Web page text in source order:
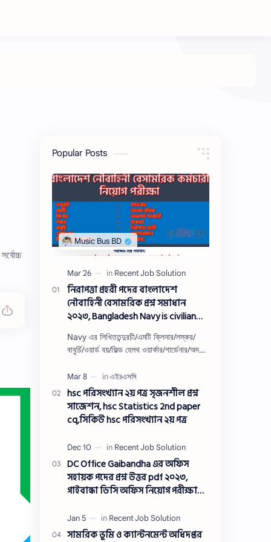
Popular Posts
নিরাপত্তা প্রহরী পদের বাংলাদেশ
নৌবাহিনী বেসামরিক প্রশ্ন সমাধান
২০২৩, Bangladesh Navy is civilian
Security guard post job exam
question solution 2023
Navy এর লিখিততন্দুরচী/এমটি ক্লিনার/লস্কর/
বাবুর্চি/ওয়ার্ড বয়/ফিল্ড হেলথ ওয়ার্কার/গার্ডেনার/অদক্ষ
ওয়াসারম্যা…
hsc পরিসংখ্যান ২য় পত্র সৃজনশীল প্রশ্ন
সাজেশন, hsc Statistics 2nd paper
cq,সিকিউ hsc পরিসংখ্যান ২য় পত্র
DC Office Gaibandha এর অফিস
সহায়ক পদের প্রশ্ন উত্তর pdf ২০২৩,
গাইবান্ধা ডিসি অফিস নিয়োগ পরীক্ষা
২০২৩
সামরিক ভূমি ও ক্যান্টনমেন্ট অধিদপ্তর